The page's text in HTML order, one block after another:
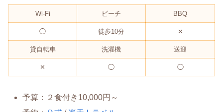
Wi-Fi ビーチ BBQ
◯ 徒歩10分 ✕
貸自転車 洗濯機 送迎
✕ ◯ ◯
予算：２食付き10,000円～